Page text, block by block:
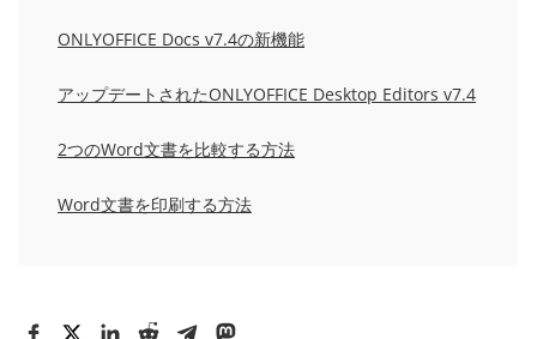
ONLYOFFICE Docs v7.4の新機能
アップデートされたONLYOFFICE Desktop Editors v7.4
2つのWord文書を比較する方法
Word文書を印刷する方法